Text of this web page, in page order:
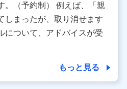
が提供する各種サービスなどの
情報。例として、当社又は株式
種サービスのご契約状態・ご利
の行動に関する情報、アプリケ
る情報、購入されたサービスや
が提供する保険関連サービスに
。（予約制） 例えば、「親
しまったが、取り消せます
について、アドバイスが受
もっと見る